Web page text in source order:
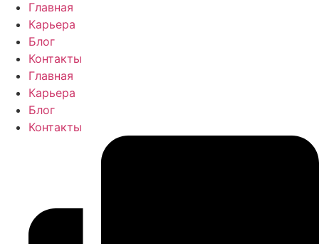
Главная
Карьера
Блог
Контакты
Главная
Карьера
Блог
Контакты